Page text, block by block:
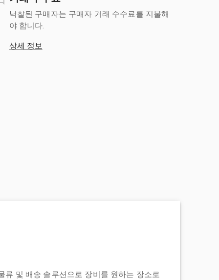
낙찰된 구매자는 구매자 거래 수수료를 지불해
야 합니다.
상세 정보
류 및 배송 솔루션으로 장비를 원하는 장소로